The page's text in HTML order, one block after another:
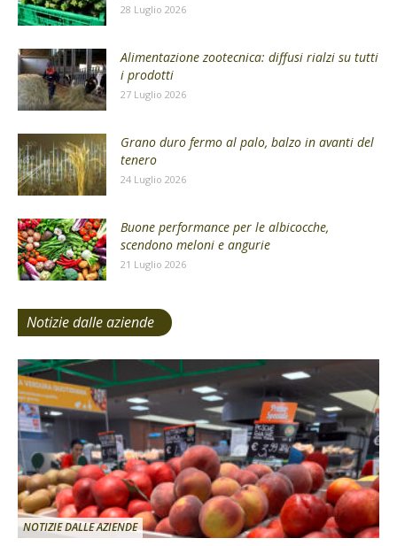
28 Luglio 2026
Alimentazione zootecnica: diffusi rialzi su tutti
i prodotti
27 Luglio 2026
Grano duro fermo al palo, balzo in avanti del
tenero
24 Luglio 2026
Buone performance per le albicocche,
scendono meloni e angurie
21 Luglio 2026
Notizie dalle aziende
NOTIZIE DALLE AZIENDE